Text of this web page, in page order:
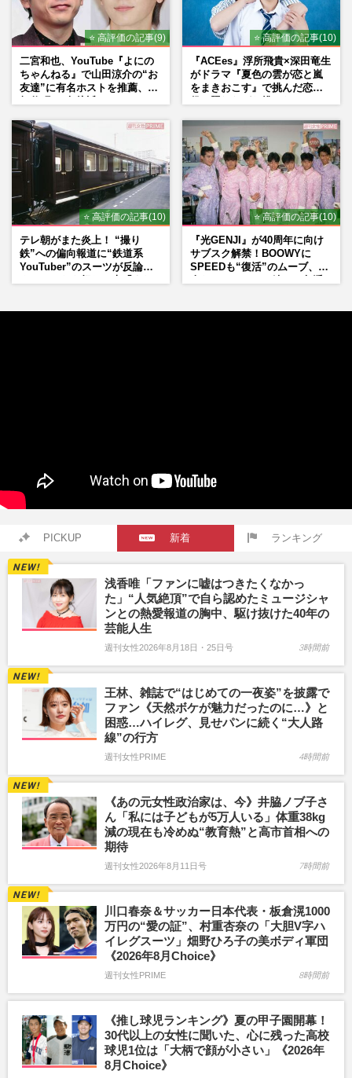
⭐ 高評価の記事(9)
二宮和也、YouTube『よにの
ちゃんねる』で山田涼介の“お
友達”に有名ホストを推薦、歌
⭐ 高評価の記事(10)
『ACEes』浮所飛貴×深田竜生
がドラマ『夏色の雲が恋と嵐
をまきおこす』で挑んだ恋人
⭐ 高評価の記事(10)
テレ朝がまた炎上！ “撮り
鉄”への偏向報道に“鉄道系
YouTuber”のスーツが反論
⭐ 高評価の記事(10)
『光GENJI』が40周年に向け
サブスク解禁！BOOWYに
SPEEDも“復活”のムーブ、本
PICKUP 新着 ランキング
浅香唯「ファンに嘘はつきたくなかっ
た」“人気絶頂”で自ら認めたミュージシャ
ンとの熱愛報道の胸中、駆け抜けた40年の
芸能人生
週刊女性2026年8月18日・25日号 3時間前
王林、雑誌で“はじめての一夜姿”を披露で
ファン《天然ボケが魅力だったのに…》と
困惑…ハイレグ、見せパンに続く“大人路
線”の行方
週刊女性PRIME 4時間前
《あの元女性政治家は、今》井脇ノブ子さ
ん「私には子どもが5万人いる」体重38kg
減の現在も冷めぬ“教育熱”と高市首相への
期待
週刊女性2026年8月11日号 7時間前
川口春奈＆サッカー日本代表・板倉滉1000
万円の“愛の証”、村重杏奈の「大胆V字ハ
イレグスーツ」畑野ひろ子の美ボディ軍団
《2026年8月Choice》
週刊女性PRIME 8時間前
《推し球児ランキング》夏の甲子園開幕！
30代以上の女性に聞いた、心に残った高校
球児1位は「大柄で顔が小さい」《2026年
8月Choice》